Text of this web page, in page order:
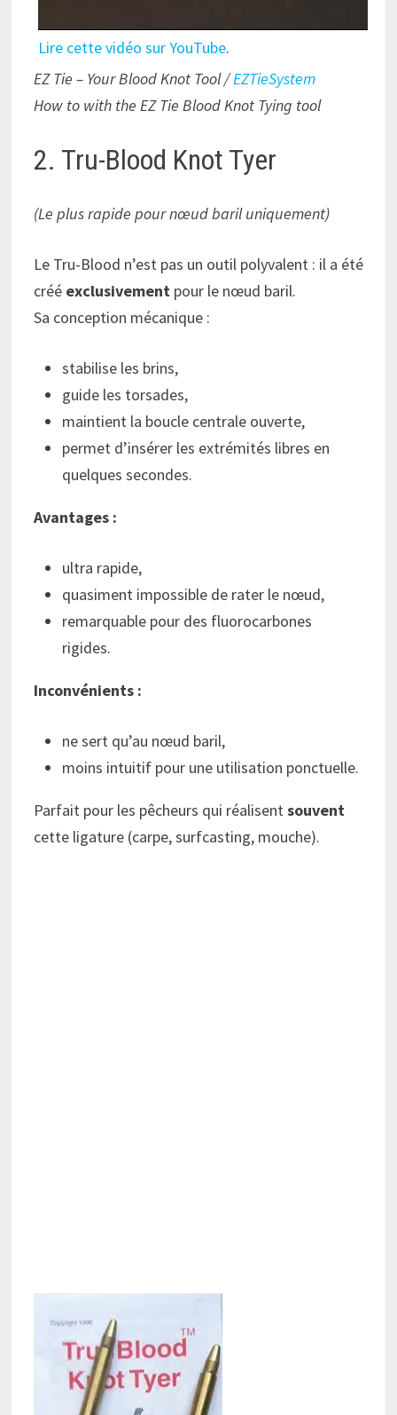
Lire cette vidéo sur YouTube.
EZ Tie – Your Blood Knot Tool /EZTieSystem
How to with the EZ Tie Blood Knot Tying tool
2. Tru-Blood Knot Tyer
(Le plus rapide pour nœud baril uniquement)
Le Tru-Blood n’est pas un outil polyvalent : il a été
créé exclusivementpour le nœud baril.
Sa conception mécanique :
stabilise les brins,
guide les torsades,
maintient la boucle centrale ouverte,
permet d’insérer les extrémités libres en
quelques secondes.
Avantages :
ultra rapide,
quasiment impossible de rater le nœud,
remarquable pour des fluorocarbones
rigides.
Inconvénients :
ne sert qu’au nœud baril,
moins intuitif pour une utilisation ponctuelle.
Parfait pour les pêcheurs qui réalisentsouvent
cette ligature (carpe, surfcasting, mouche).